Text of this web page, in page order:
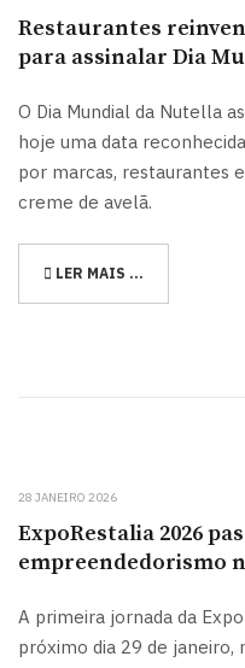
Restaurantes
para assinalar Dia
O Dia Mundial da Nutella
hoje uma data
por marcas, restaurantes
creme de avelã.
LER MAIS …
28 JANEIRO 2026
ExpoRestalia 2026
empreendedorismo
A primeira jornada da
próximo dia 29 de janeiro,